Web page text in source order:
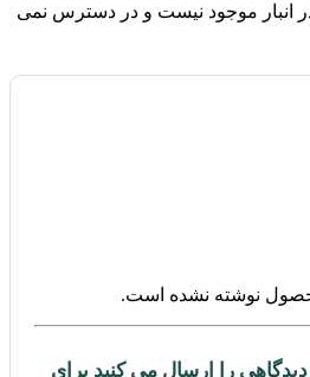
انبار موجود نیست و در دسترس نمی
نوشته نشده است.
دیدگاهی را ارسال می کنید برای